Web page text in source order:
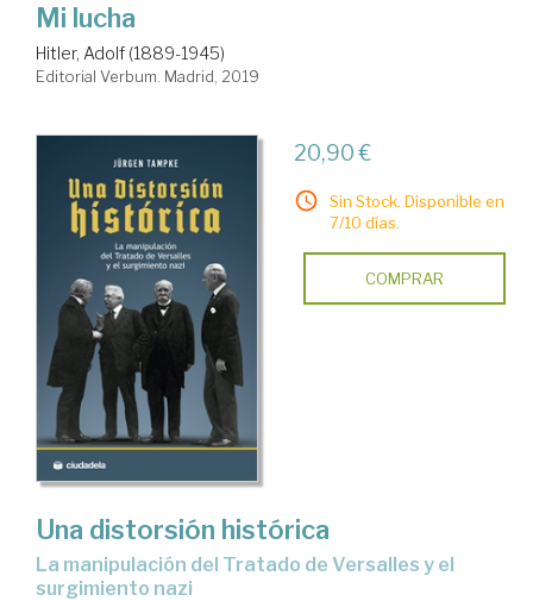
Mi lucha
Hitler, Adolf (1889-1945)
Editorial Verbum. Madrid, 2019
20,90 €
Sin Stock. Disponible en
7/10 días.
COMPRAR
Una distorsión histórica
la manipulación del Tratado de Versalles y el
surgimiento nazi